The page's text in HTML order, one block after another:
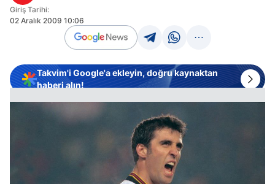
Giriş Tarihi:
02 Aralık 2009 10:06
Takvim'i Google'a ekleyin, doğru kaynaktan
haberi alın!